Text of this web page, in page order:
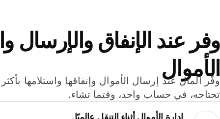
وفر عند الإنفاق والإرسال
الأموال
تحتاجه، في حساب واحد، وقتما تشاء.
إدارة الأموال أثناء التنقل عالميًا.